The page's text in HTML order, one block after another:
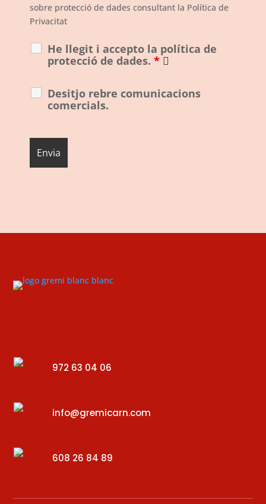
sobre protecció de dades consultant la Política de
Privacitat
He llegit i accepto la política de
protecció de dades. *
Desitjo rebre comunicacions
comercials.
972 63 04 06
info@gremicarn.com
608 26 84 89